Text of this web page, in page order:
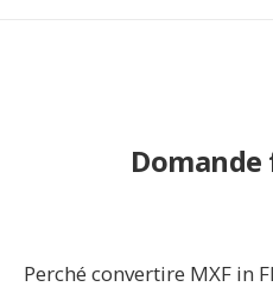
Perché convertire MXF in